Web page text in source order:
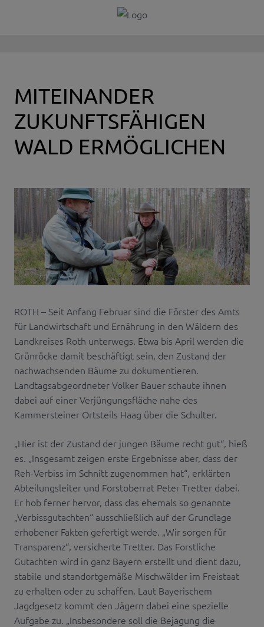
MITEINANDER
ZUKUNFTSFÄHIGEN
WALD ERMÖGLICHEN
ROTH – Seit Anfang Februar sind die Förster des Amts
für Landwirtschaft und Ernährung in den Wäldern des
Landkreises Roth unterwegs. Etwa bis April werden die
Grünröcke damit beschäftigt sein, den Zustand der
nachwachsenden Bäume zu dokumentieren.
Landtagsabgeordneter Volker Bauer schaute ihnen
dabei auf einer Verjüngungsfläche nahe des
Kammersteiner Ortsteils Haag über die Schulter.
„Hier ist der Zustand der jungen Bäume recht gut“, hieß
es. „Insgesamt zeigen erste Ergebnisse aber, dass der
Reh-Verbiss im Schnitt zugenommen hat“, erklärten
Abteilungsleiter und Forstoberrat Peter Tretter dabei.
Er hob ferner hervor, dass das ehemals so genannte
„Verbissgutachten“ ausschließlich auf der Grundlage
erhobener Fakten gefertigt werde. „Wir sorgen für
Transparenz“, versicherte Tretter. Das Forstliche
Gutachten wird in ganz Bayern erstellt und dient dazu,
stabile und standortgemäße Mischwälder im Freistaat
zu erhalten oder zu schaffen. Laut Bayerischem
Jagdgesetz kommt den Jägern dabei eine spezielle
Aufgabe zu. „Insbesondere soll die Bejagung die